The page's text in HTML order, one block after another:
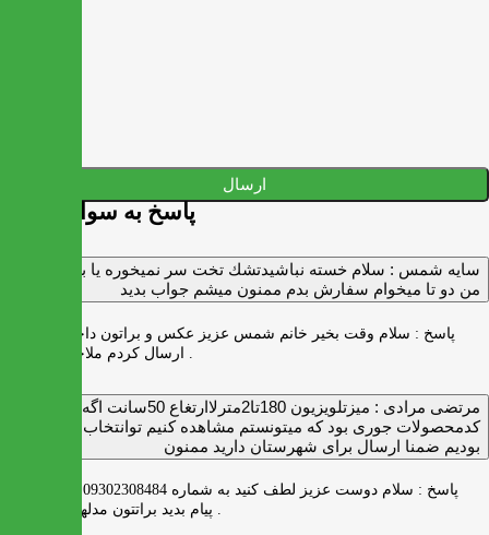
ارسال
پاسخ به سوالات شما
سايه شمس : سلام خسته نباشيدتشك تخت سر نميخوره يا برنميگرده
من دو تا ميخوام سفارش بدم ممنون ميشم جواب بديد
پاسخ : سلام وقت بخیر خانم شمس عزیز عکس و براتون داخل واتس اپ
مرتضی مرادی :
میزتلویزیون 180تا2مترلاارتغاع 50سانت اگه
کدمحصولات جوری بود که میتونستم مشاهده کنیم توانتخاب راحت‌تر
بودیم ضمنا ارسال برای شهرستان دارید ممنون
پاسخ :
پیام بدید براتتون مدلها رو بفرستیم .